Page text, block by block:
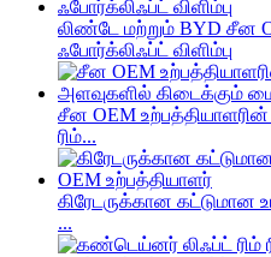
லிண்டே மற்றும் BYD சீன
ஃபோர்க்லிஃப்ட் விளிம்பு
சீன OEM
ரிம்...
கிரேடருக்கான கட்டுமான
...